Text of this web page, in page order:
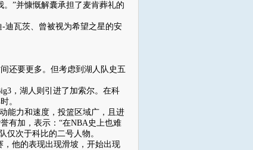
”并慷慨解囊承担了麦肯葬礼的
瓦茨、曾被视为希望之星的安
还要更多。但考虑到湖人队史五
，湖人则引进了加索尔。在科
。
能力和速度，投篮区域广，且进
有加，表示：“在NBA史上也难
仅次于科比的二号人物。
他的表现出现滑坡，开始出现